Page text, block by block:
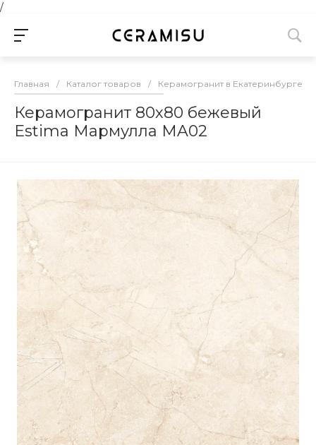
/
Главная / Каталог товаров / Керамогранит в Екатеринбурге
Керамогранит 80х80 бежевый
Estima Мармулла MA02